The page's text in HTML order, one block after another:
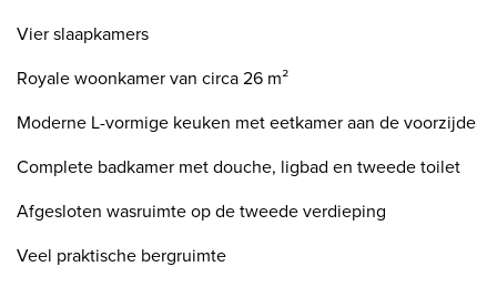
Vier slaapkamers
Royale woonkamer van circa 26 m²
Moderne L-vormige keuken met eetkamer aan de voorzijde
Complete badkamer met douche, ligbad en tweede toilet
Afgesloten wasruimte op de tweede verdieping
Veel praktische bergruimte